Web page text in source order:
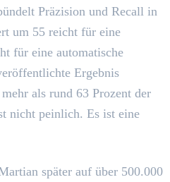
Präzision und Recall in
um 55 reicht für eine
für eine automatische
Ergebnis
als rund 63 Prozent der
nicht peinlich. Es ist eine
später auf über 500.000